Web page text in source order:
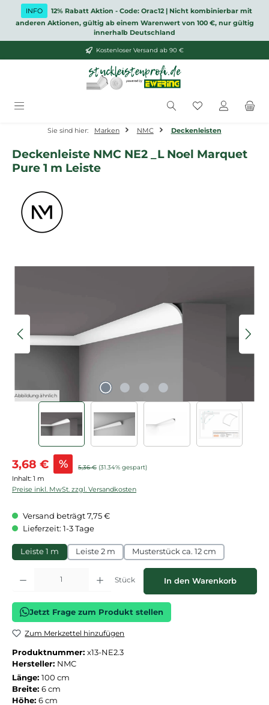
Zum Hauptinhalt springen
INFO
12% Rabatt Aktion - Code: Orac12 | Nicht kombinierbar mit
anderen Aktionen, gültig ab einem Warenwert von 100 €, nur gültig
innerhalb Deutschland
Kostenloser Versand ab 90 €
Du hast 0
Sie sind hier: Marken NMC Deckenleisten
Deckenleiste NMC NE2 _L Noel Marquet
Pure 1 m Leiste
Abbildung ähnlich
Verkaufspreis:
3,68 € % Regulärer Preis:
5,36 € (31.34% gespart)
Inhalt: 1 m
Preise inkl. MwSt. zzgl. Versandkosten
Versand beträgt 7,75 €
Lieferzeit: 1-3 Tage
Leiste 1 m Leiste 2 m Musterstück ca. 12 cm
Produkt Anzahl: Gib den gewünschten Wert ein oder benutze die
Stück In den Warenkorb
Jetzt Frage zum Produkt stellen
Zum Merkzettel hinzufügen
Produktnummer: x13-NE2.3
Hersteller: NMC
Länge: 100 cm
Breite: 6 cm
Höhe: 6 cm